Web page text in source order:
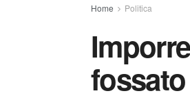
Home Politica